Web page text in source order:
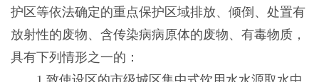
护区等依法确定的重点保护区域排放、倾倒、处置有
放射性的废物、含传染病病原体的废物、有毒物质，
具有下列情形之一的：